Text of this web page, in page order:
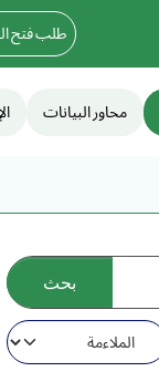
طلب فتح
محاور البيانات